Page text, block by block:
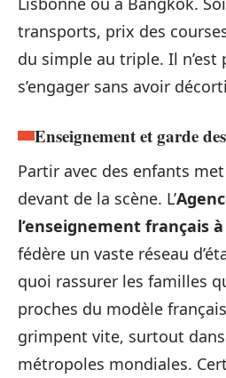
transports, prix des
du simple au triple. Il n’est
s’engager sans avoir
Enseignement et garde
Partir avec des enfants
devant de la scène. L’
l’enseignement français à
fédère un vaste réseau
quoi rassurer les familles
proches du modèle
grimpent vite, surtout
métropoles mondiales.